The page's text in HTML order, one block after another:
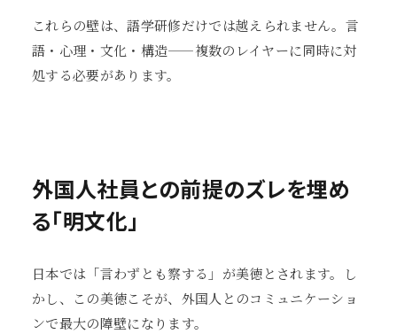
これらの壁は、語学研修だけでは越えられません。言
語・心理・文化・構造——複数のレイヤーに同時に対
処する必要があります。
外国人社員との前提のズレを埋め
る「明文化」
日本では「言わずとも察する」が美徳とされます。し
かし、この美徳こそが、外国人とのコミュニケーショ
ンで最大の障壁になります。